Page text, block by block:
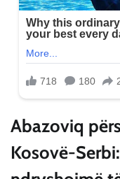
Abazoviq
Kosovë-